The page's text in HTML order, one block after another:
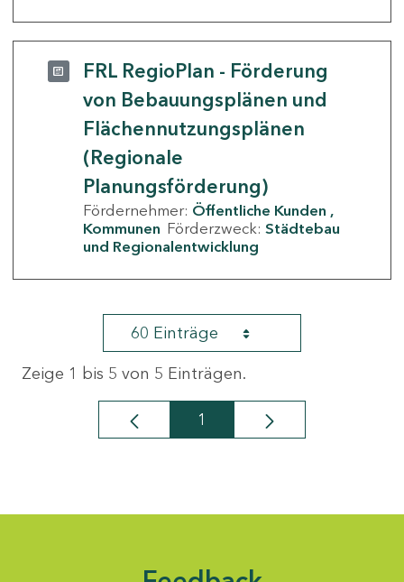
FRL RegioPlan - Förderung
von Bebauungsplänen und
Flächennutzungsplänen
(Regionale
Planungsförderung)
Fördernehmer: Öffentliche Kunden
Kommunen Förderzweck: Städtebau
und Regionalentwicklung
60 Einträge
Zeige 1 bis 5 von 5 Einträgen.
Seite
1